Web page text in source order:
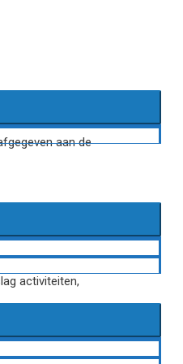
aan de
activiteiten,